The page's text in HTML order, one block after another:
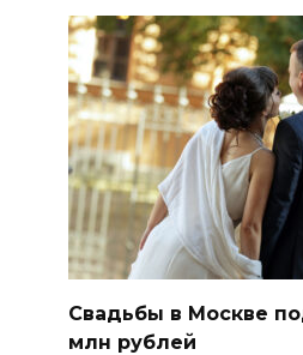
Свадьбы в Москве
млн рублей